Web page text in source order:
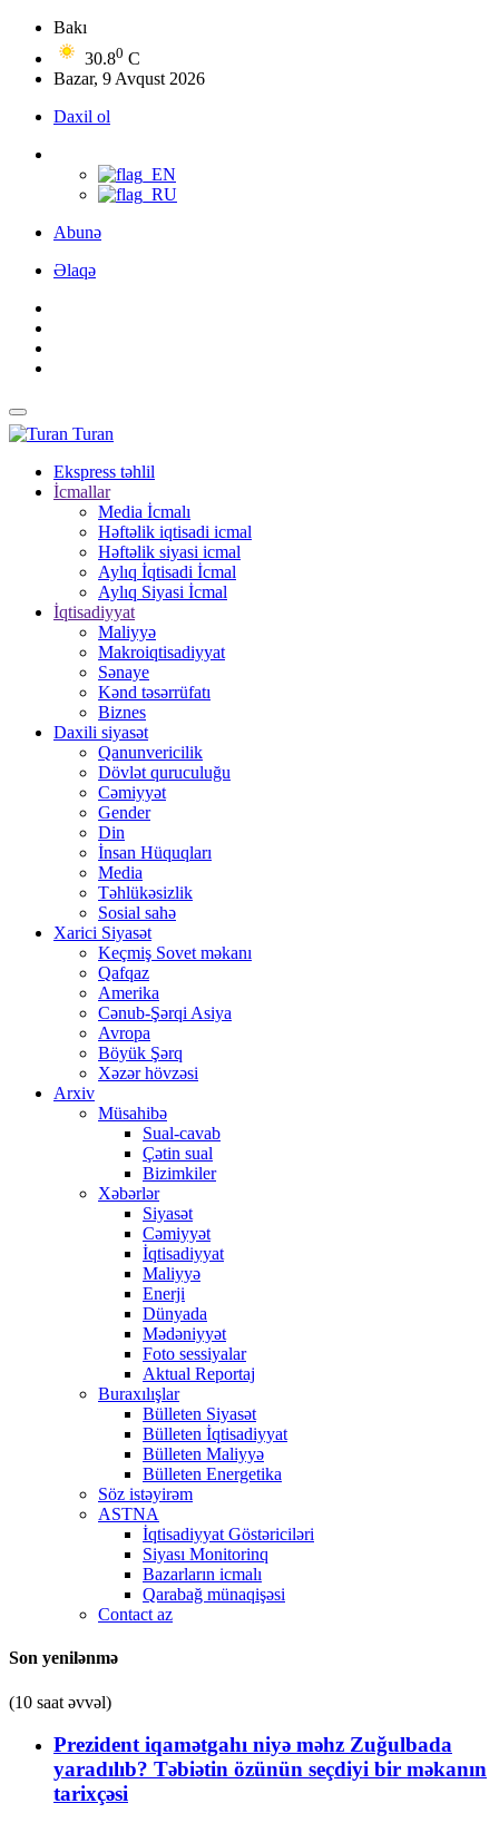
Bakı
30.80 C
Bazar, 9 Avqust 2026
Daxil ol
Abunə
Əlaqə
Turan
Ekspress təhlil
İcmallar
Media İcmalı
Həftəlik iqtisadi icmal
Həftəlik siyasi icmal
Aylıq İqtisadi İcmal
Aylıq Siyasi İcmal
İqtisadiyyat
Maliyyə
Makroiqtisadiyyat
Sənaye
Kənd təsərrüfatı
Biznes
Daxili siyasət
Qanunvericilik
Dövlət quruculuğu
Cəmiyyət
Gender
Din
İnsan Hüquqları
Media
Təhlükəsizlik
Sosial sahə
Xarici Siyasət
Keçmiş Sovet məkanı
Qafqaz
Amerika
Cənub-Şərqi Asiya
Avropa
Böyük Şərq
Xəzər hövzəsi
Arxiv
Müsahibə
Sual-cavab
Çətin sual
Bizimkiler
Xəbərlər
Siyasət
Cəmiyyət
İqtisadiyyat
Maliyyə
Enerji
Dünyada
Mədəniyyət
Foto sessiyalar
Aktual Reportaj
Buraxılışlar
Bülleten Siyasət
Bülleten İqtisadiyyat
Bülleten Maliyyə
Bülleten Energetika
Söz istəyirəm
ASTNA
İqtisadiyyat Göstəriciləri
Siyası Monitorinq
Bazarların icmalı
Qarabağ münaqişəsi
Contact az
Son yenilənmə
(10 saat əvvəl)
Prezident iqamətgahı niyə məhz Zuğulbada
yaradılıb? Təbiətin özünün seçdiyi bir məkanın
tarixçəsi